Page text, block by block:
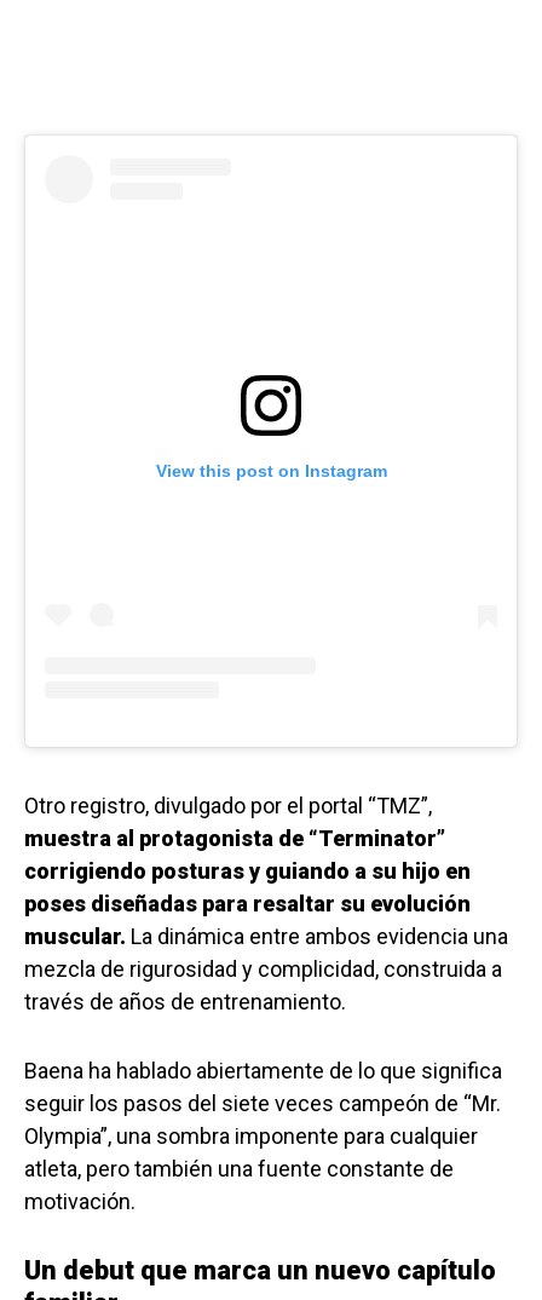
View this post on Instagram
Otro registro, divulgado por el portal “TMZ”,
muestra al protagonista de “Terminator”
corrigiendo posturas y guiando a su hijo en
poses diseñadas para resaltar su evolución
muscular. La dinámica entre ambos evidencia una
mezcla de rigurosidad y complicidad, construida a
través de años de entrenamiento.
Baena ha hablado abiertamente de lo que significa
seguir los pasos del siete veces campeón de “Mr.
Olympia”, una sombra imponente para cualquier
atleta, pero también una fuente constante de
motivación.
Un debut que marca un nuevo capítulo